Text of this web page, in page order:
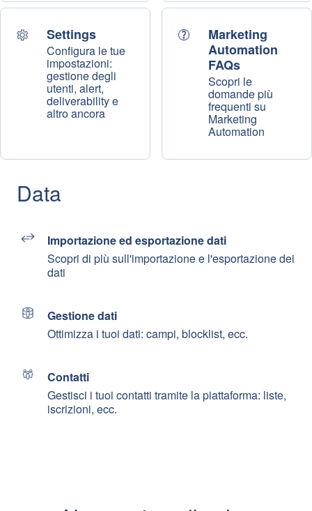
Settings
Configura le tue
impostazioni:
gestione degli
utenti, alert,
deliverability e
altro ancora
Marketing
Automation
FAQs
Scopri le
domande più
frequenti su
Marketing
Automation
Data
Importazione ed esportazione dati
Scopri di più sull'importazione e l'esportazione dei
dati
Gestione dati
Ottimizza i tuoi dati: campi, blocklist, ecc.
Contatti
Gestisci i tuoi contatti tramite la piattaforma: liste,
iscrizioni, ecc.